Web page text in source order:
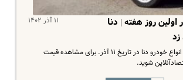
۱۱ آذر ۱۴۰۲
روز هفته | دنا
بررسی قیمت روز و جدید انواع خودرو دنا در تاریخ ۱۱ آذر. برای مشاهده قیمت
شوید.